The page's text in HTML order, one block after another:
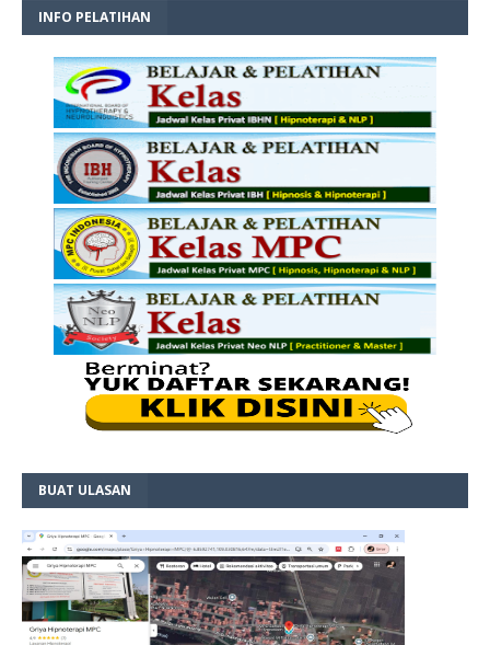
INFO PELATIHAN
BUAT ULASAN